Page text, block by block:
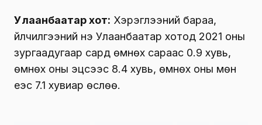
Улаанбаатар хот: Хэрэглээний бараа,
үйлчилгээний үнэ Улаанбаатар хотод 2021 оны
зургаадугаар сард өмнөх сараас 0.9 хувь,
өмнөх оны эцсээс 8.4 хувь, өмнөх оны мөн
үеэс 7.1 хувиар өслөө.